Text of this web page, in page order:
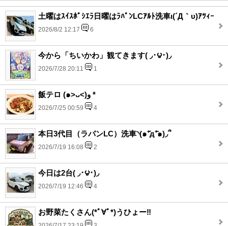
土曜はｽｲｽﾎﾟｼｴﾗ日曜はﾗﾊﾟﾝLCｱﾙﾄ洗車ι(´Д｀υ)ｱﾂｨｰ
2026/8/2 12:17 6
今から「ちいかわ」観てきます( ◞･౪･)◞
2026/7/28 20:11 1
飯テロ (๑˃ᴗ˂)ﻭ *
2026/7/25 00:59 4
本日3代目（ラパンLC）洗車◝(๑⁺᷄д⁺᷅๑)◞՞
2026/7/19 16:08 2
今日は2台( ◞･౪･)◞
2026/7/19 12:46 4
お野菜たくさん(*ﾟ∀ﾟ*)うひょー‼︎